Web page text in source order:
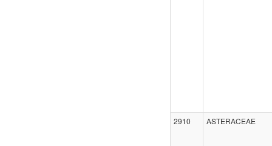
2910 ASTERACEAE